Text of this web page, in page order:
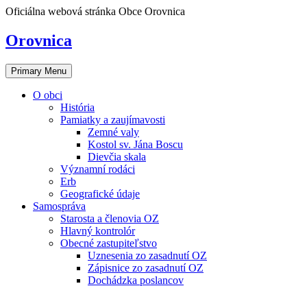
Skip
content
Oficiálna webová stránka Obce Orovnica
Orovnica
Primary Menu
O obci
História
Pamiatky a zaujímavosti
Zemné valy
Kostol sv. Jána Boscu
Dievčia skala
Významní rodáci
Erb
Geografické údaje
Samospráva
Starosta a členovia OZ
Hlavný kontrolór
Obecné zastupiteľstvo
Uznesenia zo zasadnutí OZ
Zápisnice zo zasadnutí OZ
Dochádzka poslancov